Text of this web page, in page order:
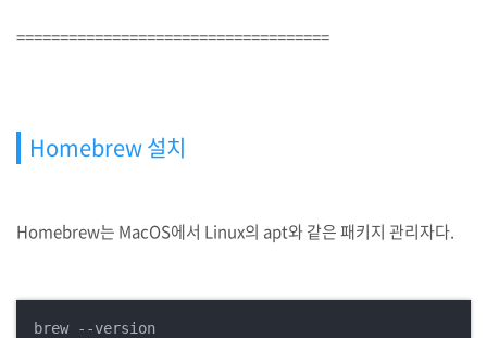
====================================
Homebrew 설치
Homebrew는 MacOS에서 Linux의 apt와 같은 패키지 관리자다.
brew --version